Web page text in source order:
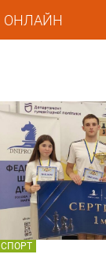
ОНЛАЙН
СПОРТ